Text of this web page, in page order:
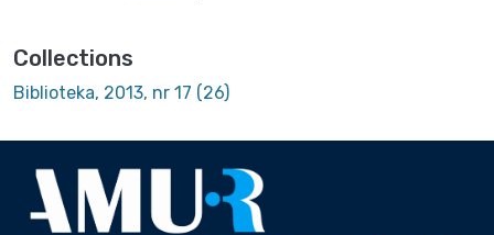
Collections
Biblioteka, 2013, nr 17 (26)